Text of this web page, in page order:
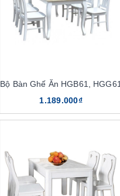
Bộ Bàn Ghế Ăn HGB61, HGG61
1.189.000₫